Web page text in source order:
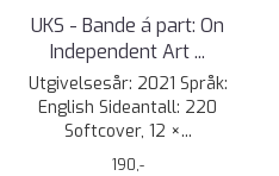
UKS - Bande á part: On
Independent Art ...
Utgivelsesår: 2021 Språk:
English Sideantall: 220
Softcover, 12 ×...
190,-